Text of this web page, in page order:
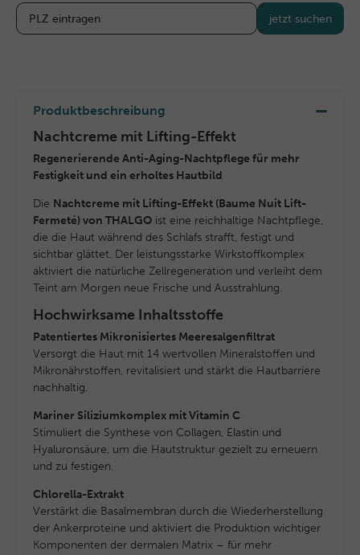
jetzt suchen
Produktbeschreibung
Nachtcreme mit Lifting-Effekt
Regenerierende Anti-Aging-Nachtpflege für mehr
Festigkeit und ein erholtes Hautbild
Die Nachtcreme mit Lifting-Effekt (Baume Nuit Lift-
Fermeté) von THALGO ist eine reichhaltige Nachtpflege,
die die Haut während des Schlafs strafft, festigt und
sichtbar glättet. Der leistungsstarke Wirkstoffkomplex
aktiviert die natürliche Zellregeneration und verleiht dem
Teint am Morgen neue Frische und Ausstrahlung.
Hochwirksame Inhaltsstoffe
Patentiertes Mikronisiertes Meeresalgenfiltrat
Versorgt die Haut mit 14 wertvollen Mineralstoffen und
Mikronährstoffen, revitalisiert und stärkt die Hautbarriere
nachhaltig.
Mariner Siliziumkomplex mit Vitamin C
Stimuliert die Synthese von Collagen, Elastin und
Hyaluronsäure, um die Hautstruktur gezielt zu erneuern
und zu festigen.
Chlorella-Extrakt
Verstärkt die Basalmembran durch die Wiederherstellung
der Ankerproteine und aktiviert die Produktion wichtiger
Komponenten der dermalen Matrix – für mehr